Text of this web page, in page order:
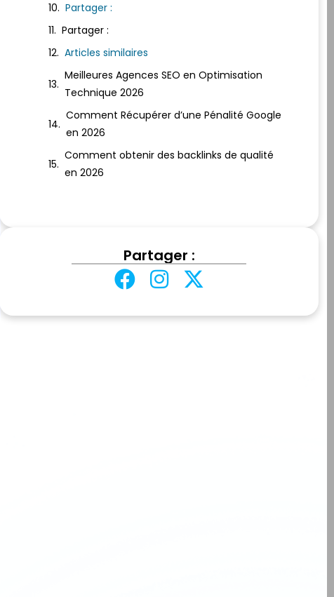
Partager :
Partager :
Articles similaires
Meilleures Agences SEO en Optimisation
Technique 2026
Comment Récupérer d’une Pénalité Google
en 2026
Comment obtenir des backlinks de qualité
en 2026
Partager :